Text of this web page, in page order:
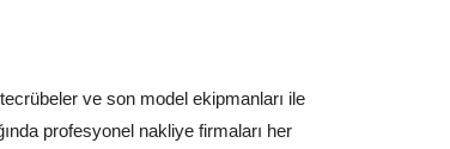
ve son model ekipmanları ile
profesyonel nakliye firmaları her